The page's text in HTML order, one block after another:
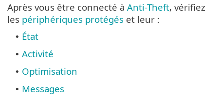
Après vous être connecté à Anti-Theft, vérifiez
les périphériques protégés et leur :
• État
• Activité
• Optimisation
• Messages